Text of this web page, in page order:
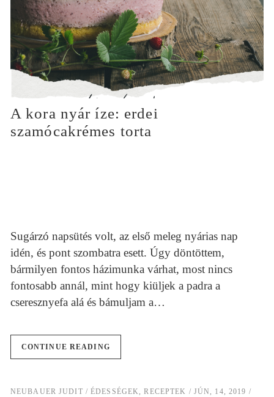
A kora nyár íze: erdei
szamócakrémes torta
Sugárzó napsütés volt, az első meleg nyárias nap
idén, és pont szombatra esett. Úgy döntöttem,
bármilyen fontos házimunka várhat, most nincs
fontosabb annál, mint hogy kiüljek a padra a
cseresznyefa alá és bámuljam a…
CONTINUE READING
NEUBAUER JUDIT ÉDESSÉGEK,RECEPTEK
JÚN, 14, 2019